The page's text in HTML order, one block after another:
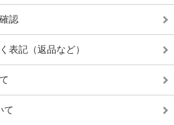
認
表記（返品など）
て